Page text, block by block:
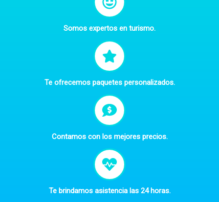
Somos expertos en turismo.
Te ofrecemos paquetes personalizados.
Contamos con los mejores precios.
Te brindamos asistencia las 24 horas.